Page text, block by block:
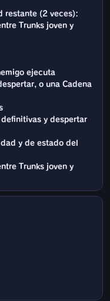
restante (2 veces):
Trunks joven y
ejecuta
o una Cadena
y despertar
y de estado del
Trunks joven y